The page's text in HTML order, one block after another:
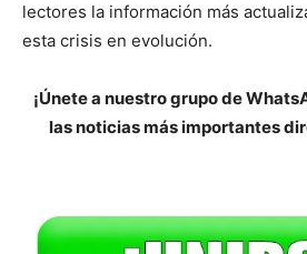
lectores la información más
esta crisis en evolución.
¡Únete a nuestro grupo de
las noticias más importantes